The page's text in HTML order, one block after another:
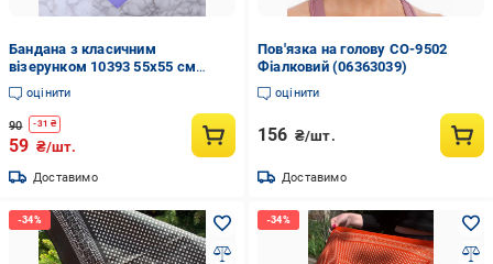
Бандана з класичним
візерунком 10393 55х55 см
Ліловий (4548440)
оцінити
90 -31 ₴
59 ₴/шт.
Доставимо
Пов'язка на голову CO-9502
Фіалковий (06363039)
оцінити
156 ₴/шт.
Доставимо